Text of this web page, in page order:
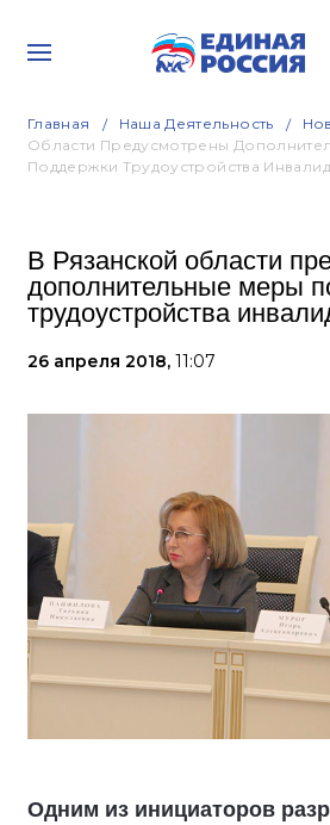
Главная Наша Деятельность
Области Предусмотрены
Поддержки Трудоустройства
В Рязанской области
дополнительные меры
трудоустройства
26 апреля 2018, 11:07
Одним из инициаторов